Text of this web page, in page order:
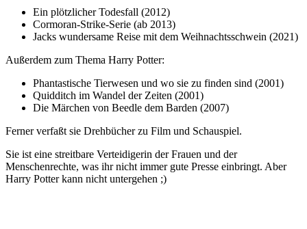
Ein plötzlicher Todesfall (2012)
Cormoran-Strike-Serie (ab 2013)
Jacks wundersame Reise mit dem Weihnachtsschwein (2021)
Außerdem zum Thema Harry Potter:
Phantastische Tierwesen und wo sie zu finden sind (2001)
Quidditch im Wandel der Zeiten (2001)
Die Märchen von Beedle dem Barden (2007)
Ferner verfaßt sie Drehbücher zu Film und Schauspiel.
Sie ist eine streitbare Verteidigerin der Frauen und der
Menschenrechte, was ihr nicht immer gute Presse einbringt. Aber
Harry Potter kann nicht untergehen ;)